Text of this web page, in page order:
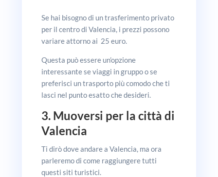
Se hai bisogno di un trasferimento privato
per il centro di Valencia, i prezzi possono
variare attorno ai 25 euro.
Questa può essere un’opzione
interessante se viaggi in gruppo o se
preferisci un trasporto più comodo che ti
lasci nel punto esatto che desideri.
3. Muoversi per la città di
Valencia
Ti dirò dove andare a Valencia, ma ora
parleremo di come raggiungere tutti
questi siti turistici.